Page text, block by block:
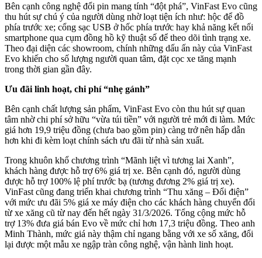
Bên cạnh công nghệ đổi pin mang tính “đột phá”, VinFast Evo cũng
thu hút sự chú ý của người dùng nhờ loạt tiện ích như: hộc để đồ
phía trước xe; cổng sạc USB ở hốc phía trước hay khả năng kết nối
smartphone qua cụm đồng hồ kỹ thuật số để theo dõi tình trạng xe.
Theo đại diện các showroom, chính những dấu ấn này của VinFast
Evo khiến cho số lượng người quan tâm, đặt cọc xe tăng mạnh
trong thời gian gần đây.
Ưu đãi linh hoạt, chi phí “nhẹ gánh”
Bên cạnh chất lượng sản phẩm, VinFast Evo còn thu hút sự quan
tâm nhờ chi phí sở hữu “vừa túi tiền” với người trẻ mới đi làm. Mức
giá hơn 19,9 triệu đồng (chưa bao gồm pin) càng trở nên hấp dẫn
hơn khi đi kèm loạt chính sách ưu đãi từ nhà sản xuất.
Trong khuôn khổ chương trình “Mãnh liệt vì tương lai Xanh”,
khách hàng được hỗ trợ 6% giá trị xe. Bên cạnh đó, người dùng
được hỗ trợ 100% lệ phí trước bạ (tương đương 2% giá trị xe).
VinFast cũng đang triển khai chương trình “Thu xăng – Đổi điện”
với mức ưu đãi 5% giá xe máy điện cho các khách hàng chuyển đổi
từ xe xăng cũ từ nay đến hết ngày 31/3/2026. Tổng cộng mức hỗ
trợ 13% đưa giá bán Evo về mức chỉ hơn 17,3 triệu đồng. Theo anh
Minh Thành, mức giá này thậm chỉ ngang bằng với xe số xăng, đổi
lại được một mẫu xe ngập tràn công nghệ, vận hành linh hoạt.